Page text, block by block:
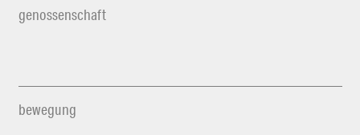
genossenschaft
bewegung